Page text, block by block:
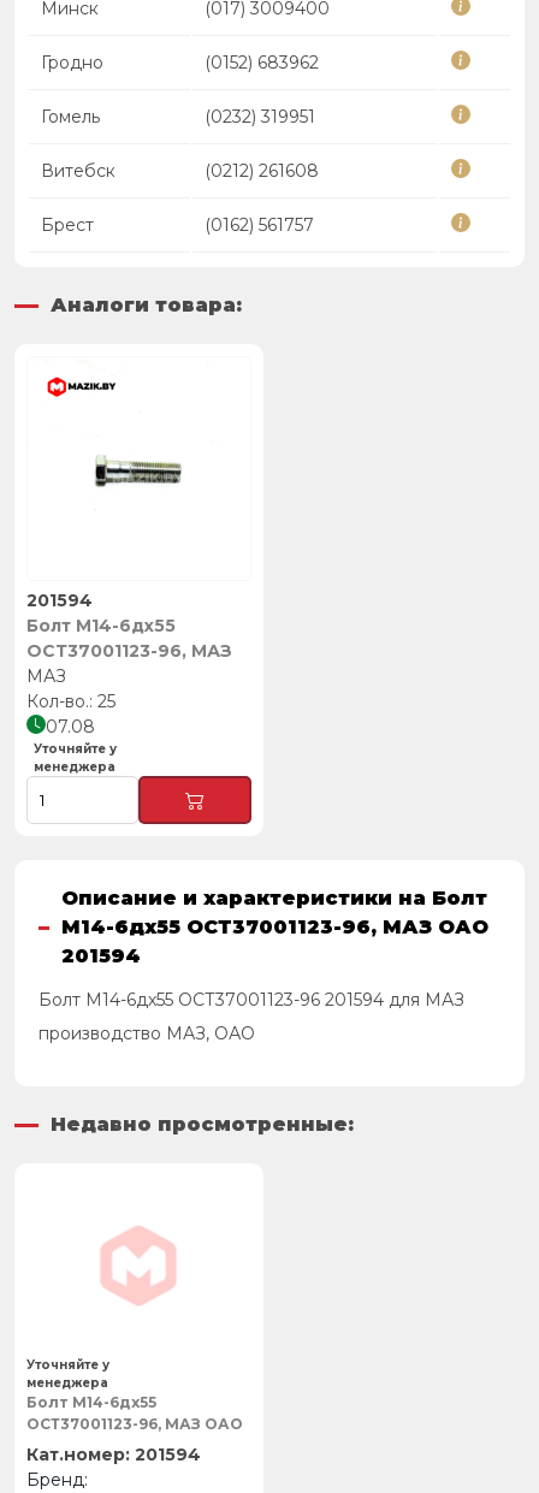
Минск (017) 3009400
Гродно (0152) 683962
Гомель (0232) 319951
Витебск (0212) 261608
Брест (0162) 561757
Аналоги товара:
Болт М14-6дх55
ОСТ37001123-96, МАЗ
201594
МАЗ
25
07.08
Уточняйте у
менеджера
Описание и характеристики на Болт
М14-6дх55 ОСТ37001123-96, МАЗ ОАО
201594
Болт М14-6дх55 ОСТ37001123-96 201594 для МАЗ
производство МАЗ, ОАО
Недавно просмотренные:
Болт М14-6дх55
ОСТ37001123-96, МАЗ ОАО
201594
Уточняйте у
менеджера